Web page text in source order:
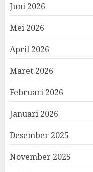
Juni 2026
Mei 2026
April 2026
Maret 2026
Februari 2026
Januari 2026
Desember 2025
November 2025